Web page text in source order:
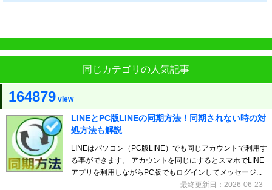
同じカテゴリの人気記事
164879 view
LINEとPC版LINEの同期方法！同期されない時の対
処方法も解説
LINEはパソコン（PC版LINE）でも同じアカウントで利用す
る事ができます。 アカウントを同じにするとスマホでLINE
アプリを利用しながらPC版でもログインしてメッセージ...
最終更新日：2026-06-23